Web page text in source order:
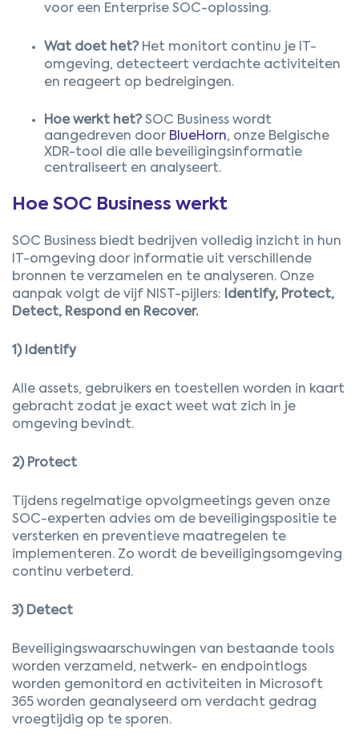
voor een Enterprise SOC-oplossing.
Wat doet het? Het monitort continu je IT-
omgeving, detecteert verdachte activiteiten
en reageert op bedreigingen.
Hoe werkt het? SOC Business wordt
aangedreven door BlueHorn, onze Belgische
XDR-tool die alle beveiligingsinformatie
centraliseert en analyseert.
Hoe SOC Business werkt
SOC Business biedt bedrijven volledig inzicht in hun
IT-omgeving door informatie uit verschillende
bronnen te verzamelen en te analyseren. Onze
aanpak volgt de vijf NIST-pijlers: Identify, Protect,
Detect, Respond en Recover.
1) Identify
Alle assets, gebruikers en toestellen worden in kaart
gebracht zodat je exact weet wat zich in je
omgeving bevindt.
2) Protect
Tijdens regelmatige opvolgmeetings geven onze
SOC-experten advies om de beveiligingspositie te
versterken en preventieve maatregelen te
implementeren. Zo wordt de beveiligingsomgeving
continu verbeterd.
3) Detect
Beveiligingswaarschuwingen van bestaande tools
worden verzameld, netwerk- en endpointlogs
worden gemonitord en activiteiten in Microsoft
365 worden geanalyseerd om verdacht gedrag
vroegtijdig op te sporen.